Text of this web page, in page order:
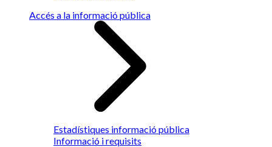
Accés a la informació pública
Estadístiques informació pública
Informació i requisits